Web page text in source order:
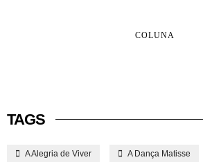
COLUNA
TAGS
A Alegria de Viver A Dança Matisse